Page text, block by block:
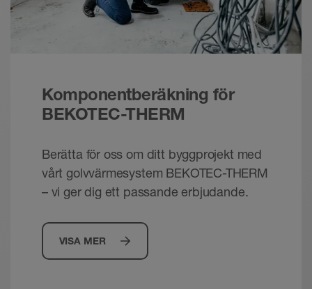
Broschyr - © Schlueter-Systems
PDF – 2,43 MB
Schlüter-BEKOTEC-THERM - Det keramiske
Teknisk handbok - © Schlüter-Systems
PDF – 14,87 MB
Komponentberäkning för
BEKOTEC-THERM
Berätta för oss om ditt byggprojekt med
vårt golvvärmesystem BEKOTEC-THERM
– vi ger dig ett passande erbjudande.
VISA MER